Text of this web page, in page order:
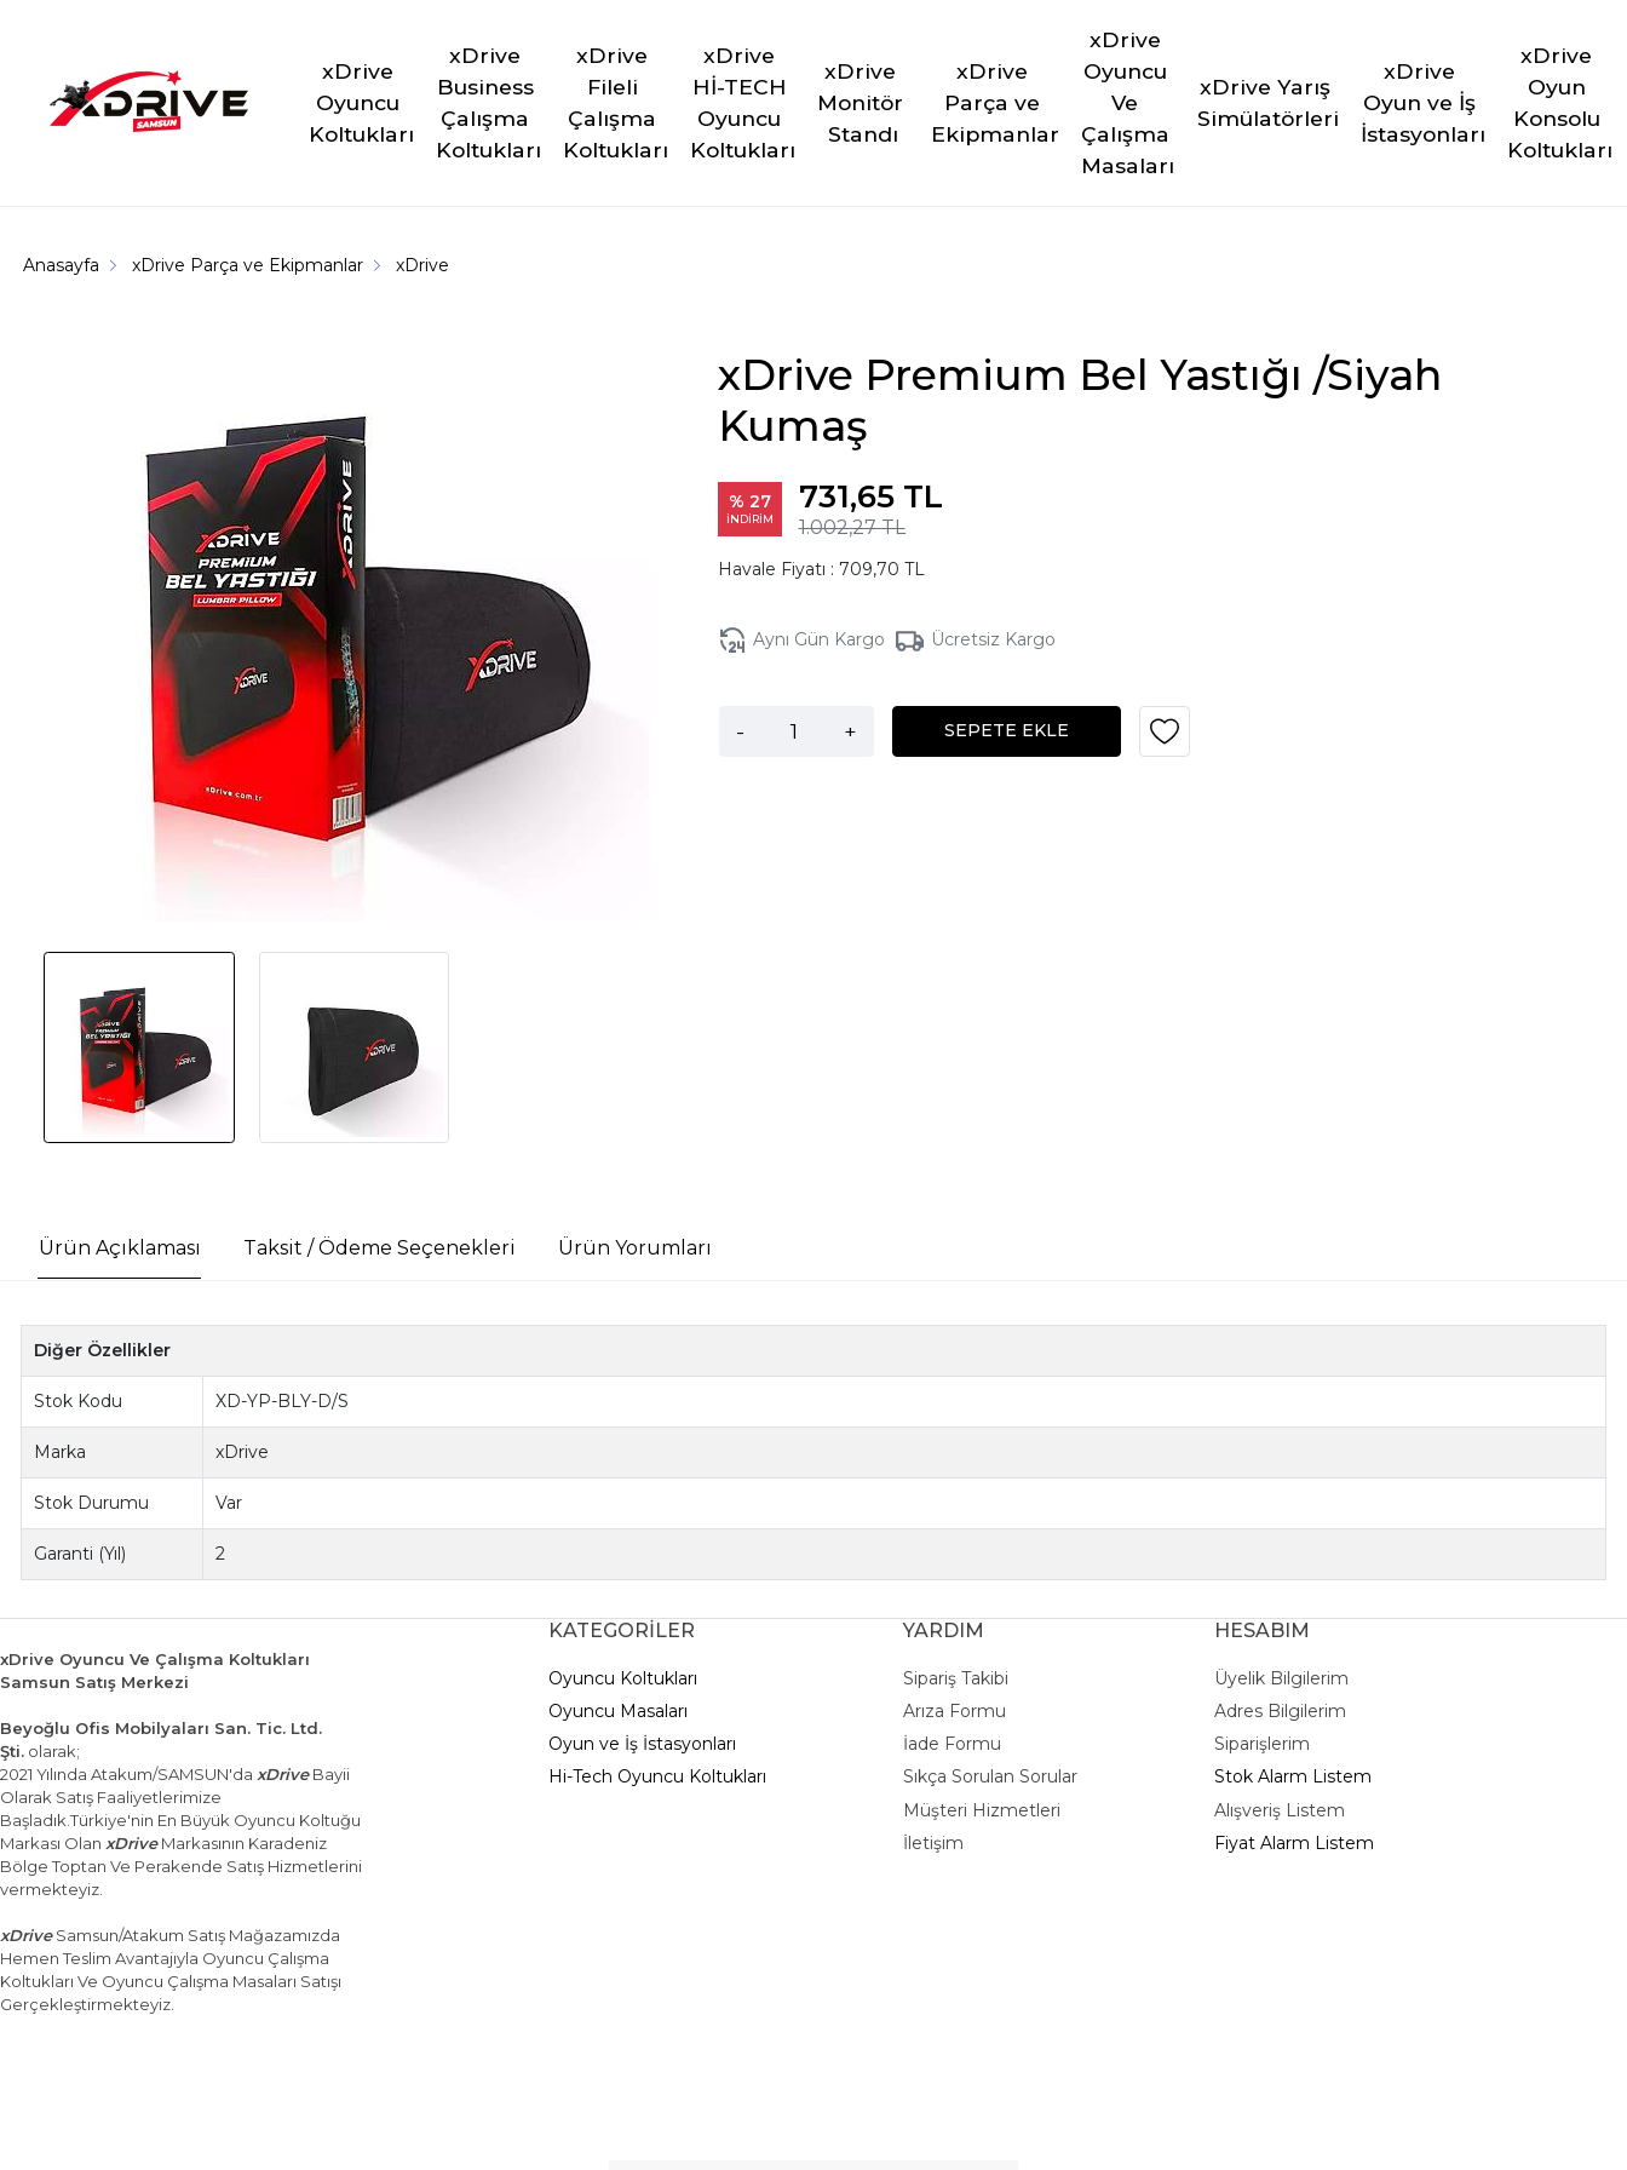
xDrive
Oyuncu
Koltukları
xDrive
Business
Çalışma
Koltukları
xDrive
Fileli
Çalışma
Koltukları
xDrive
Hİ-TECH
Oyuncu
Koltukları
xDrive
Monitör
Standı
xDrive
Parça ve
Ekipmanlar
xDrive
Oyuncu
Ve
Çalışma
Masaları
xDrive Yarış
Simülatörleri
xDrive
Oyun ve İş
İstasyonları
xDrive
Oyun
Konsolu
Koltukları
Anasayfa xDrive Parça ve Ekipmanlar xDrive
xDrive Premium Bel Yastığı /Siyah
Kumaş
% 27
İNDİRİM 1.002,27 TL
731,65 TL
Havale Fiyatı : 709,70 TL
Aynı Gün Kargo Ücretsiz Kargo
- + SEPETE EKLE
Ürün Açıklaması Taksit / Ödeme Seçenekleri Ürün Yorumları
Diğer Özellikler
Stok Kodu XD-YP-BLY-D/S
Marka xDrive
Stok Durumu Var
Garanti (Yıl) 2
xDrive Oyuncu Ve Çalışma Koltukları
Samsun Satış Merkezi
Beyoğlu Ofis Mobilyaları San. Tic. Ltd.
Şti. olarak;
2021 Yılında Atakum/SAMSUN'da xDriveBayii
Olarak Satış Faaliyetlerimize
Başladık.Türkiye'nin En Büyük Oyuncu Koltuğu
Markası Olan xDriveMarkasının Karadeniz
Bölge Toptan Ve Perakende Satış Hizmetlerini
vermekteyiz.
xDriveSamsun/Atakum Satış Mağazamızda
Hemen Teslim Avantajıyla Oyuncu Çalışma
Koltukları Ve Oyuncu Çalışma Masaları Satışı
Gerçekleştirmekteyiz.
KATEGORİLER
Oyuncu Koltukları
Oyuncu Masaları
Oyun ve İş İstasyonları
Hi-Tech Oyuncu Koltukları
YARDIM
Sipariş Takibi
Arıza Formu
İade Formu
Sıkça Sorulan Sorular
Müşteri Hizmetleri
İletişim
HESABIM
Üyelik Bilgilerim
Adres Bilgilerim
Siparişlerim
Stok Alarm Listem
Alışveriş Listem
Fiyat Alarm Listem